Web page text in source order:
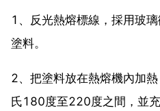
1、反光熱熔標線，採用玻
塗料。
2、把塗料放在熱熔機內加
氏180度至220度之間，並